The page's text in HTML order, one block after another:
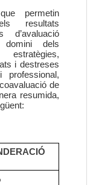
permetin
resultats
d’avaluació
dels
estratègies,
i destreses
de
resumida,